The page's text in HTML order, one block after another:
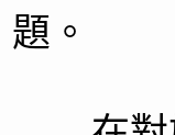
題。